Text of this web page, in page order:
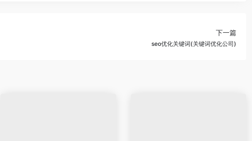
下一篇
seo优化关键词(关键词优化公司)